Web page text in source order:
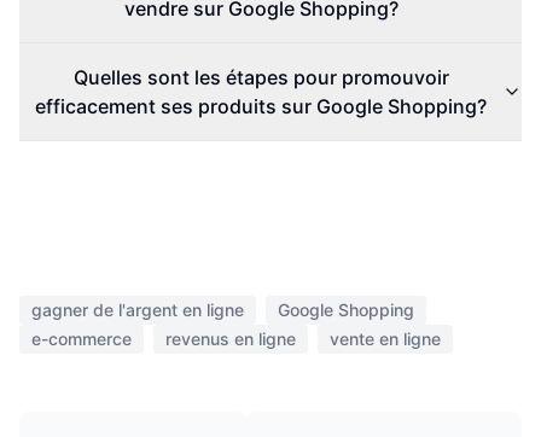
vendre sur Google Shopping?
Quelles sont les étapes pour promouvoir
efficacement ses produits sur Google Shopping?
gagner de l'argent en ligne
Google Shopping
e-commerce
revenus en ligne vente en ligne